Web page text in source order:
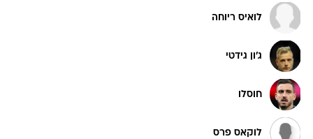
לואיס ריוחה
ג'ון גידטי
חוסלו
לוקאס פרס